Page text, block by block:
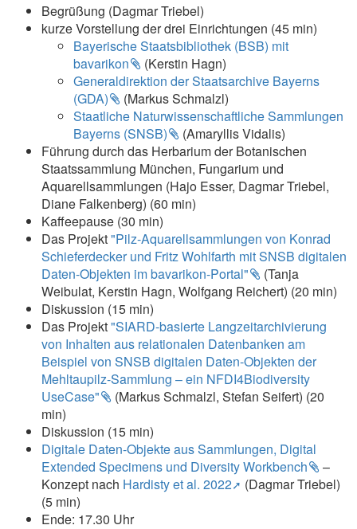
Begrüßung (Dagmar Triebel)
kurze Vorstellung der drei Einrichtungen (45 min)
Bayerische Staatsbibliothek (BSB) mit
bavarikon
(Kerstin Hagn)
Generaldirektion der Staatsarchive Bayerns
(GDA)
(Markus Schmalzl)
Staatliche Naturwissenschaftliche Sammlungen
Bayerns (SNSB)
(Amaryllis Vidalis)
Führung durch das Herbarium der Botanischen
Staatssammlung München, Fungarium und
Aquarellsammlungen (Hajo Esser, Dagmar Triebel,
Diane Falkenberg) (60 min)
Kaffeepause (30 min)
Das Projekt"Pilz-Aquarellsammlungen von Konrad
Schieferdecker und Fritz Wohlfarth mit SNSB digitalen
Daten-Objekten im bavarikon-Portal"
(Tanja
Weibulat, Kerstin Hagn, Wolfgang Reichert) (20 min)
Diskussion (15 min)
Das Projekt"SIARD-basierte Langzeitarchivierung
von Inhalten aus relationalen Datenbanken am
Beispiel von SNSB digitalen Daten-Objekten der
Mehltaupilz-Sammlung – ein NFDI4Biodiversity
UseCase"
(Markus Schmalzl, Stefan Seifert) (20
min)
Diskussion (15 min)
Digitale Daten-Objekte aus Sammlungen, Digital
Extended Specimens und Diversity Workbench
–
Konzept nach Hardisty et al. 2022
(Dagmar Triebel)
(5 min)
Ende: 17.30 Uhr